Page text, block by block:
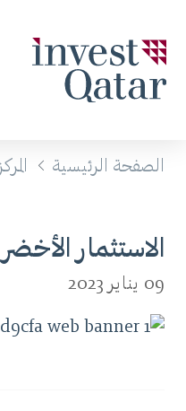
الصفحة الرئيسية
الاستثمار
09 يناير 2023